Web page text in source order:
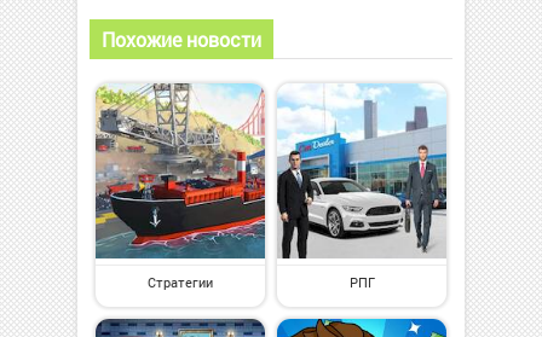
Похожие новости
Стратегии РПГ